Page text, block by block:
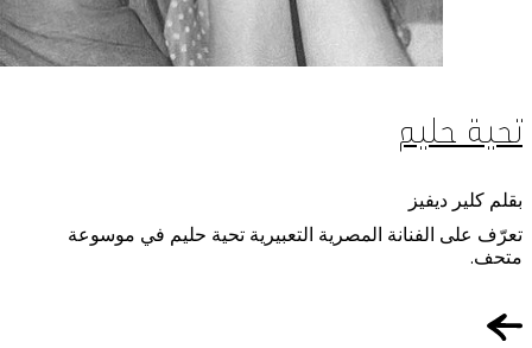
تحية حليم
تعرّف على الفنانة المصرية التعبيرية تحية حليم في موسوعة
متحف.
بقلم كلير ديفيز